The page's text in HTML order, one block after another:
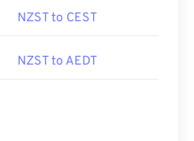
NZST to CEST
NZST to AEDT